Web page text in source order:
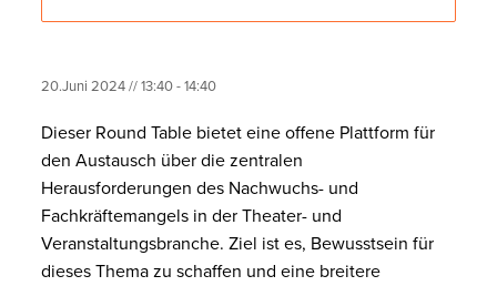
20.Juni 2024 // 13:40-14:40
Dieser Round Table bietet eine offene Plattform für
den Austausch über die zentralen
Herausforderungen des Nachwuchs- und
Fachkräftemangels in der Theater- und
Veranstaltungsbranche. Ziel ist es, Bewusstsein für
dieses Thema zu schaffen und eine breitere